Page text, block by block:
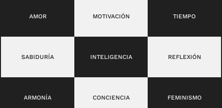
AMOR MOTIVACIÓN TIEMPO
SABIDURÍA INTELIGENCIA REFLEXIÓN
ARMONÍA CONCIENCIA FEMINISMO